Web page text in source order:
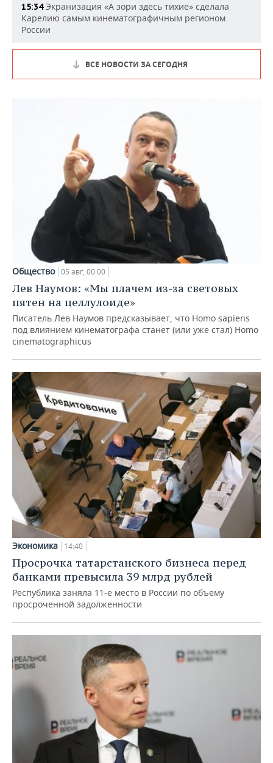
15:34Экранизация «А зори здесь тихие» сделала
Карелию самым кинематографичным регионом
России
ВСЕ НОВОСТИ ЗА СЕГОДНЯ
Общество 05 авг, 00:00
Лев Наумов: «Мы плачем из-за световых
пятен на целлулоиде»
Писатель Лев Наумов предсказывает, что Homo sapiens
под влиянием кинематографа станет (или уже стал) Homo
cinematographicus
Экономика 14:40
Просрочка татарстанского бизнеса перед
банками превысила 39 млрд рублей
Республика заняла 11-е место в России по объему
просроченной задолженности